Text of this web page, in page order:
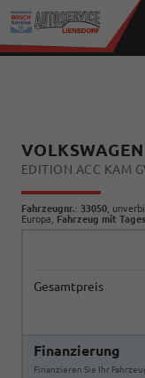
EDITION ACC KAM
Fahrzeugnr.: 33050 ,
Europa, Fahrzeug mit
Gesamtpreis
Finanzierung
Finanzieren Sie Ihr